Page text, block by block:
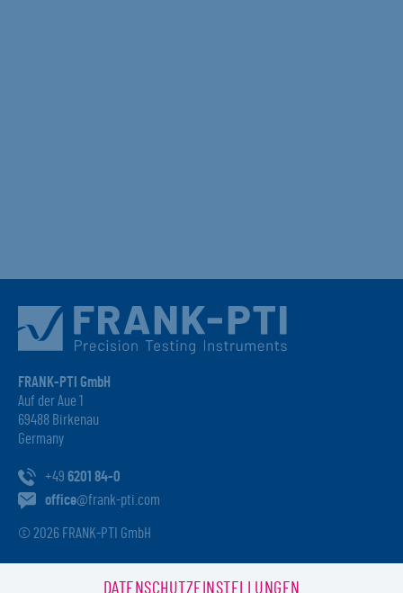
FRANK-PTI GmbH
Auf der Aue 1
69488 Birkenau
Germany
+49 6201 84-0
office@frank-pti.com
© 2026 FRANK-PTI GmbH
DATENSCHUTZEINSTELLUNGEN